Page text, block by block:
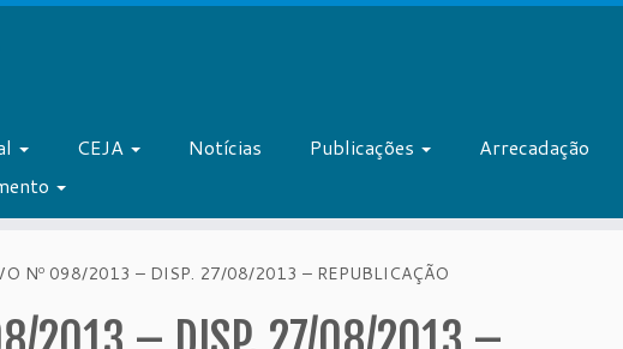
CEJA Notícias Publicações Arrecadação
Nº 098/2013 – DISP. 27/08/2013 – REPUBLICAÇÃO